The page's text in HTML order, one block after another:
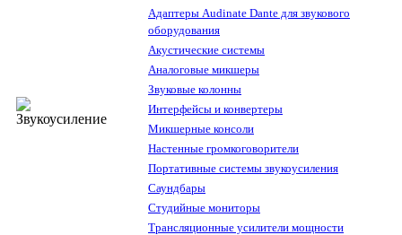
Адаптеры Audinate Dante для звукового
оборудования
Акустические системы
Аналоговые микшеры
Звуковые колонны
Интерфейсы и конвертеры
Микшерные консоли
Настенные громкоговорители
Портативные системы звукоусиления
Саундбары
Студийные мониторы
Трансляционные усилители мощности